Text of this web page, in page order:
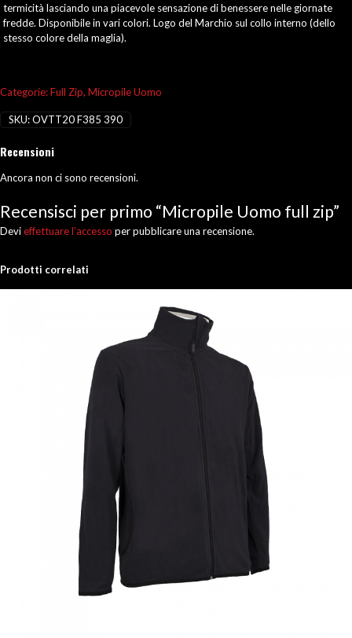
termicità lasciando una piacevole sensazione di benessere nelle giornate
fredde. Disponibile in vari colori. Logo del Marchio sul collo interno (dello
stesso colore della maglia).
Categorie:Full Zip, Micropile Uomo
SKU:OVTT20 F385 390
Recensioni
Ancora non ci sono recensioni.
Recensisci per primo “Micropile Uomo full zip”
Devieffettuare l’accesso per pubblicare una recensione.
Prodotti correlati